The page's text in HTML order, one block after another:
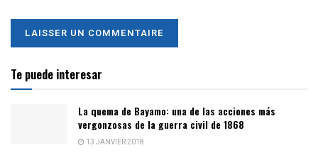
Te puede interesar
La quema de Bayamo: una de las acciones más
vergonzosas de la guerra civil de 1868
13 JANVIER 2018